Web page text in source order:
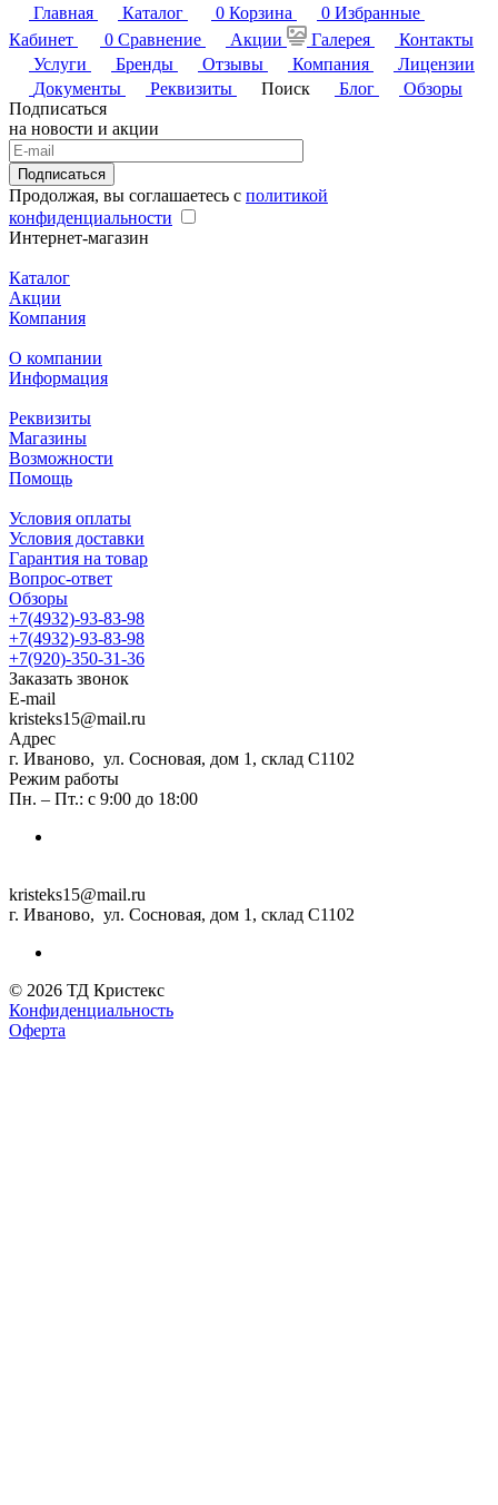
Главная
Каталог 0 Корзина 0 Избранные
Кабинет
0 Сравнение Акции Галерея
Контакты
Услуги
Бренды Отзывы Компания
Лицензии
Документы
Реквизиты Поиск Блог
Обзоры
Подписаться
на новости и акции
Подписаться
Продолжая, вы соглашаетесь с политикой
конфиденциальности
Интернет-магазин
Каталог
Акции
Компания
О компании
Информация
Реквизиты
Магазины
Возможности
Помощь
Условия оплаты
Условия доставки
Гарантия на товар
Вопрос-ответ
Обзоры
+7(4932)-93-83-98
+7(4932)-93-83-98
+7(920)-350-31-36
Заказать звонок
E-mail
kristeks15@mail.ru
Адрес
г. Иваново, ул. Сосновая, дом 1, склад С1102
Режим работы
Пн. – Пт.: с 9:00 до 18:00
kristeks15@mail.ru
г. Иваново, ул. Сосновая, дом 1, склад С1102
© 2026 ТД Кристекс
Конфиденциальность
Оферта